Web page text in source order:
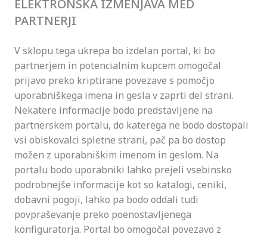
ELEKTRONSKA IZMENJAVA MED
PARTNERJI
V sklopu tega ukrepa bo izdelan portal, ki bo
partnerjem in potencialnim kupcem omogočal
prijavo preko kriptirane povezave s pomočjo
uporabniškega imena in gesla v zaprti del strani.
Nekatere informacije bodo predstavljene na
partnerskem portalu, do katerega ne bodo dostopali
vsi obiskovalci spletne strani, pač pa bo dostop
možen z uporabniškim imenom in geslom. Na
portalu bodo uporabniki lahko prejeli vsebinsko
podrobnejše informacije kot so katalogi, ceniki,
dobavni pogoji, lahko pa bodo oddali tudi
povpraševanje preko poenostavljenega
konfiguratorja. Portal bo omogočal povezavo z